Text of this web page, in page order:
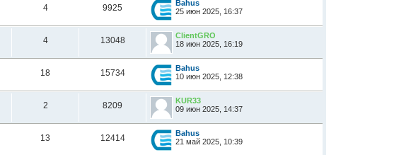
4 9925
Bahus
25 июн 2025, 16:37
4 13048
ClientGRO
18 июн 2025, 16:19
18 15734
Bahus
10 июн 2025, 12:38
2 8209
KUR33
09 июн 2025, 14:37
13 12414
Bahus
21 май 2025, 10:39